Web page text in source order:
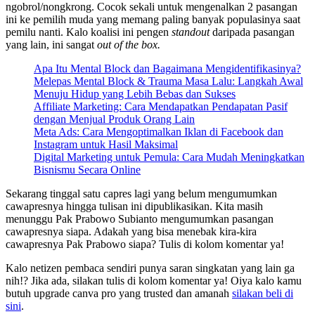
ngobrol/nongkrong. Cocok sekali untuk mengenalkan 2 pasangan
ini ke pemilih muda yang memang paling banyak populasinya saat
pemilu nanti. Kalo koalisi ini pengen standoutdaripada pasangan
yang lain, ini sangat out of the box.
Apa Itu Mental Block dan Bagaimana Mengidentifikasinya?
Melepas Mental Block & Trauma Masa Lalu: Langkah Awal
Menuju Hidup yang Lebih Bebas dan Sukses
Affiliate Marketing: Cara Mendapatkan Pendapatan Pasif
dengan Menjual Produk Orang Lain
Meta Ads: Cara Mengoptimalkan Iklan di Facebook dan
Instagram untuk Hasil Maksimal
Digital Marketing untuk Pemula: Cara Mudah Meningkatkan
Bisnismu Secara Online
Sekarang tinggal satu capres lagi yang belum mengumumkan
cawapresnya hingga tulisan ini dipublikasikan. Kita masih
menunggu Pak Prabowo Subianto mengumumkan pasangan
cawapresnya siapa. Adakah yang bisa menebak kira-kira
cawapresnya Pak Prabowo siapa? Tulis di kolom komentar ya!
Kalo netizen pembaca sendiri punya saran singkatan yang lain ga
nih!? Jika ada, silakan tulis di kolom komentar ya! Oiya kalo kamu
butuh upgrade canva pro yang trusted dan amanah silakan beli di
sini.